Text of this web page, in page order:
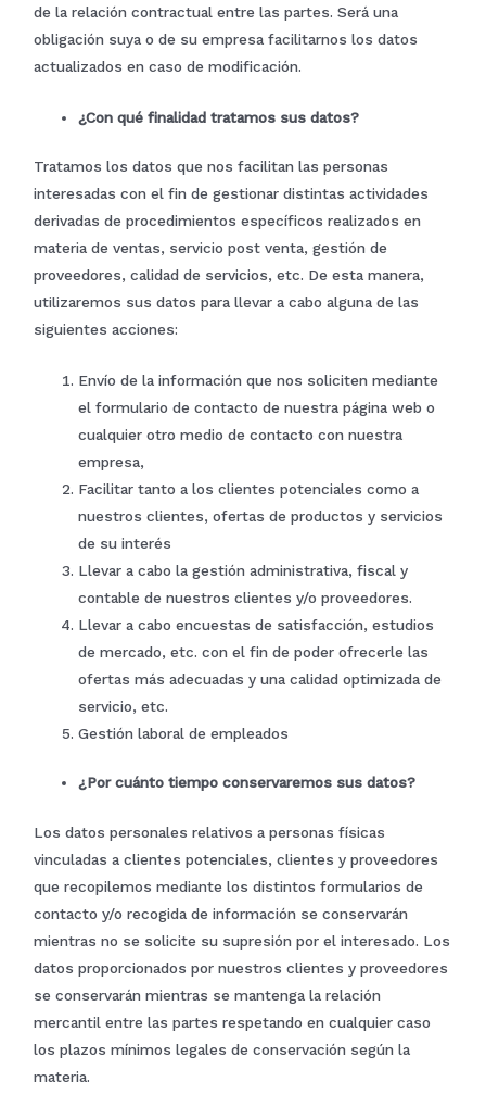
de la relación contractual entre las partes. Será una
obligación suya o de su empresa facilitarnos los datos
actualizados en caso de modificación.
¿Con qué finalidad tratamos sus datos?
Tratamos los datos que nos facilitan las personas
interesadas con el fin de gestionar distintas actividades
derivadas de procedimientos específicos realizados en
materia de ventas, servicio post venta, gestión de
proveedores, calidad de servicios, etc. De esta manera,
utilizaremos sus datos para llevar a cabo alguna de las
siguientes acciones:
Envío de la información que nos soliciten mediante
el formulario de contacto de nuestra página web o
cualquier otro medio de contacto con nuestra
empresa,
Facilitar tanto a los clientes potenciales como a
nuestros clientes, ofertas de productos y servicios
de su interés
Llevar a cabo la gestión administrativa, fiscal y
contable de nuestros clientes y/o proveedores.
Llevar a cabo encuestas de satisfacción, estudios
de mercado, etc. con el fin de poder ofrecerle las
ofertas más adecuadas y una calidad optimizada de
servicio, etc.
Gestión laboral de empleados
¿Por cuánto tiempo conservaremos sus datos?
Los datos personales relativos a personas físicas
vinculadas a clientes potenciales, clientes y proveedores
que recopilemos mediante los distintos formularios de
contacto y/o recogida de información se conservarán
mientras no se solicite su supresión por el interesado. Los
datos proporcionados por nuestros clientes y proveedores
se conservarán mientras se mantenga la relación
mercantil entre las partes respetando en cualquier caso
los plazos mínimos legales de conservación según la
materia.
la web.
nuestra web
durante tu
rechaza estas
cookies,
funcionalidades
desaparecerán
Al compartir tus
comportamiento
mientras visitas
posibilidad de
ver contenido y
ofertas